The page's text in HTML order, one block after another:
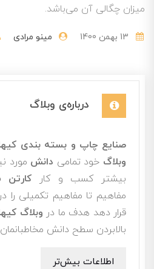
میزان چگالی آن می‌باشد.
مینو مرادی
درباره‌ی وبلاگ
صنایع چاپ و بسته بندی
وبلاگ خود تمامی دانش مورد
بیشتر کسب و کار کارتن
مفاهیم تا مفاهیم تکمیلی را
قرار دهد هدف ما در وبلاگ
بالابردن سطح دانش
اطلاعات بیش‌تر